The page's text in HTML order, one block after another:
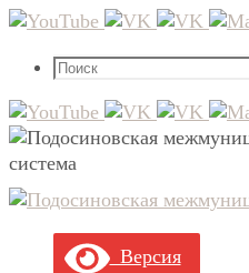
Перейти
содержимому
Что
Версия